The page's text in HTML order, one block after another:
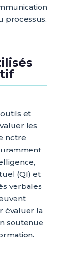
processus.
et
les
notre
(QI) et
verbales
évaluer la
soutenue